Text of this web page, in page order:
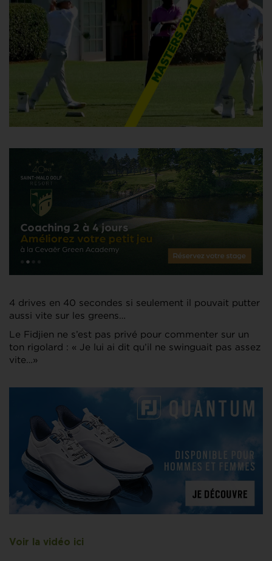
4 drives en 40 secondes si seulement il pouvait putter
aussi vite sur les greens…
Le Fidjien ne s’est pas privé pour commenter sur un
ton rigolard : « Je lui ai dit qu’il ne swinguait pas assez
vite…»
Voir la vidéo ici